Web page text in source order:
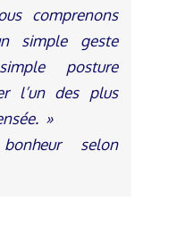
comprenons
simple geste
posture
l’un des plus
»
selon